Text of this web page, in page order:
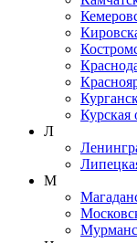
Курская
Л
М